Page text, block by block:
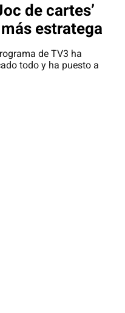
de cartes’
estratega
de TV3 ha
todo y ha puesto a